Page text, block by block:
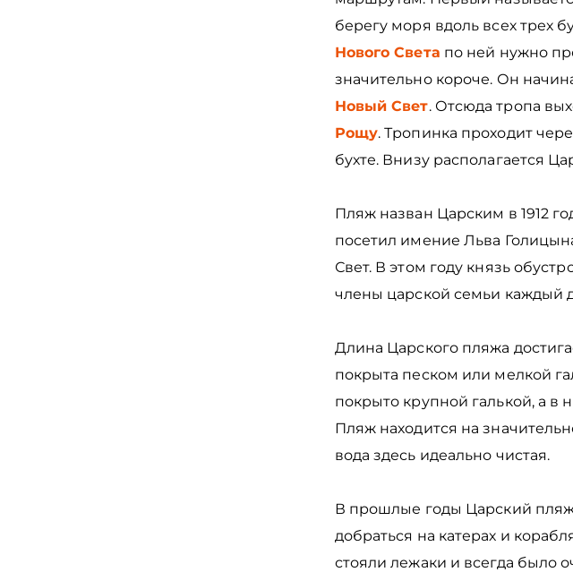
берегу моря вдоль всех трех
Нового Света по ней нужно
значительно короче. Он
Новый Свет. Отсюда тропа
Рощу. Тропинка проходит
бухте. Внизу располагается
Пляж назван Царским в 1912
посетил имение Льва
Свет. В этом году князь
члены царской семьи каждый
Длина Царского пляжа
покрыта песком или мелкой
покрыто крупной галькой, а
Пляж находится на
вода здесь идеально чистая.
В прошлые годы Царский
добраться на катерах и
стояли лежаки и всегда было